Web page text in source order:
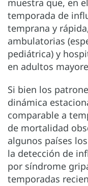
muestra que, en
temporada de
temprana y
ambulatorias
pediátrica) y
en adultos
Si bien los
dinámica
comparable a
de mortalidad
algunos países
la detección de
por síndrome
temporadas